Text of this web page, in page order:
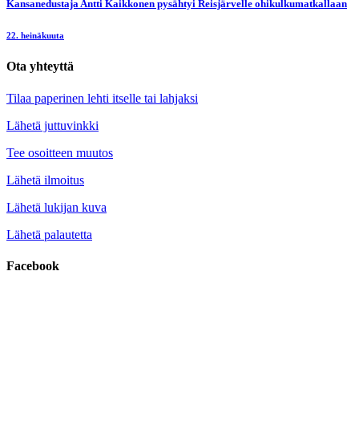
Kansanedustaja Antti Kaikkonen pysähtyi Reisjärvelle ohikulkumatkallaan
22. heinäkuuta
Ota yhteyttä
Tilaa paperinen lehti itselle tai lahjaksi
Lähetä juttuvinkki
Tee osoitteen muutos
Lähetä ilmoitus
Lähetä lukijan kuva
Lähetä palautetta
Facebook